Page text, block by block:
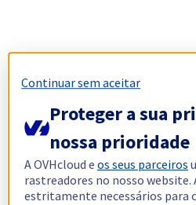
Continuar sem aceitar
Proteger a sua
nossa prioridade
A OVHcloud eos seus parceiros
rastreadores no nosso website.
estritamente necessários para